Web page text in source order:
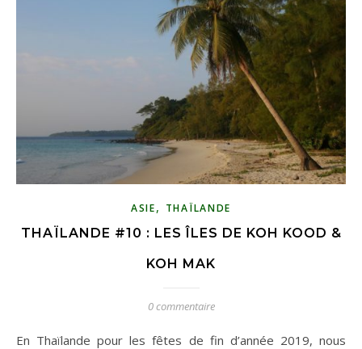
ASIE, THAÏLANDE
THAÏLANDE #10 : LES ÎLES DE KOH KOOD &
KOH MAK
0 commentaire
En Thaïlande pour les fêtes de fin d’année 2019, nous